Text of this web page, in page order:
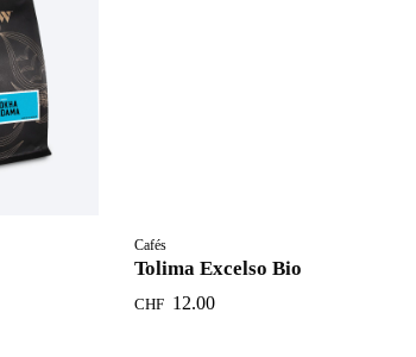
Cafés
Tolima Excelso Bio
CHF 12.00